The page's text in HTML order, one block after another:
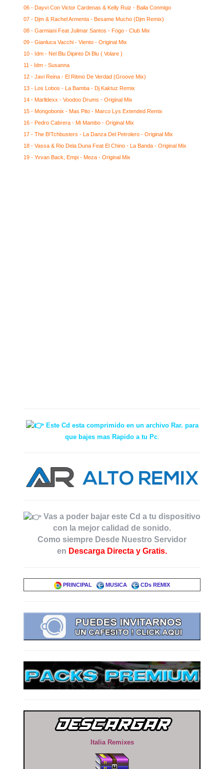
06 - Dayvi Con Victor Cardenas & Kelly Ruiz - Baila Conmigo
07 - Djm & Rachel Armenta - Besame Mucho (Djm Remix)
08 - Garmiani Feat Julimar Santos - Fogo - Club Mix
09 - Gianluca Vacchi - Viento - Original Mix
10 - Idm - Nel Blu Dipinto Di Blu ( Volare )
11 - Idm - Susanna
12 - Javi Reina - El Ritmo De Verdad (Groove Mix)
13 - Los Lobos - La Bamba - Dj Kaktuz Remix
14 - Marlldexx - Voodoo Drums - Original Mix
15 - Mongobonix - Mas Pito - Marco Lys Extended Remix
16 - Pedro Cabrera - Mi Mambo - Original Mix
17 - The B!Tchbusters - La Danza Del Petrolero - Original Mix
18 - Vassa & Rio Dela Duna Feat El Chino - La Banda - Original Mix
19 - Yvvan Back, Empi - Meza - Original Mix
Este Cd esta comprimido en un archivo Rar. para
que bajes mas Rapido a tu Pc.
Vas a poder bajar este Cd a tu dispositivo
con la mejor calidad de sonido.
Como siempre Desde Nuestro Servidor
en Descarga Directa y Gratis.
PRINCIPAL MUSICA CDs REMIX
Italia Remixes